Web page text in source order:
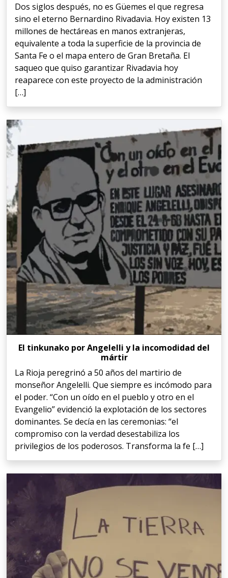
Dos siglos después, no es Güemes el que regresa
sino el eterno Bernardino Rivadavia. Hoy existen 13
millones de hectáreas en manos extranjeras,
equivalente a toda la superficie de la provincia de
Santa Fe o el mapa entero de Gran Bretaña. El
saqueo que quiso garantizar Rivadavia hoy
reaparece con este proyecto de la administración
[…]
El tinkunako por Angelelli y la incomodidad del
mártir
La Rioja peregrinó a 50 años del martirio de
monseñor Angelelli. Que siempre es incómodo para
el poder. “Con un oído en el pueblo y otro en el
Evangelio” evidenció la explotación de los sectores
dominantes. Se decía en las ceremonias: “el
compromiso con la verdad desestabiliza los
privilegios de los poderosos. Transforma la fe […]